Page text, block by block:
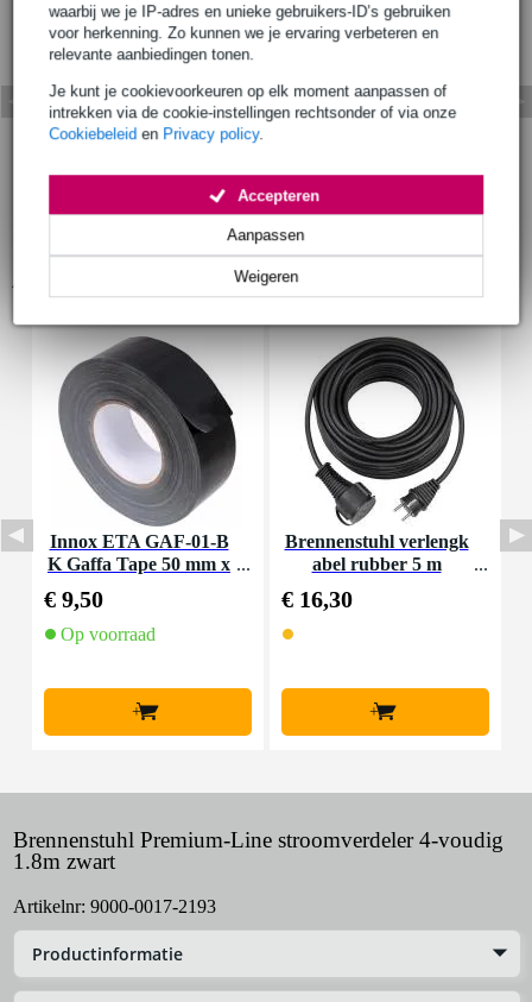
waarbij we je IP-adres en unieke gebruikers-ID’s gebruiken
voor herkenning. Zo kunnen we je ervaring verbeteren en
relevante aanbiedingen tonen.
Je kunt je cookievoorkeuren op elk moment aanpassen of
intrekken via de cookie-instellingen rechtsonder of via onze
Cookiebeleid en Privacy policy.
Weigeren
Aanpassen
Accepteren
Innox ETA GAF-01-B
K Gaffa Tape 50 mm x
€ 9,50
Op voorraad
+
Brennenstuhl verlengk
abel rubber 5 m
€ 16,30
+
Brennenstuhl Premium-Line stroomverdeler 4-voudig
1.8m zwart
Artikelnr: 9000-0017-2193
Productinformatie